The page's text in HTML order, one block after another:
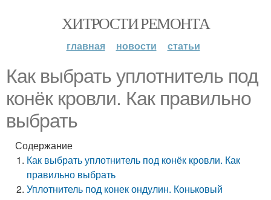
ХИТРОСТИ РЕМОНТА
главная новости статьи
Как выбрать уплотнитель под
конёк кровли. Как правильно
выбрать
Содержание
Как выбрать уплотнитель под конёк кровли. Как
правильно выбрать
Уплотнитель под конек ондулин. Коньковый